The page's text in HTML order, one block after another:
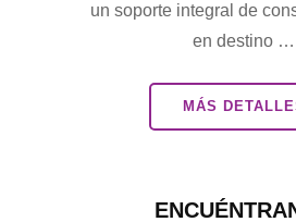
un soporte integral de
en destino …
MÁS